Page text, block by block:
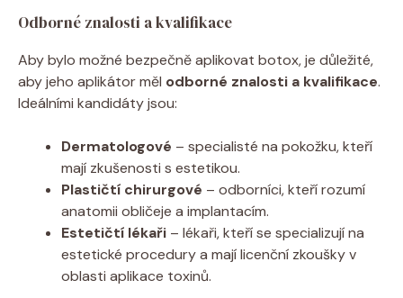
Odborné znalosti a kvalifikace
Aby bylo možné bezpečně aplikovat botox, je důležité,
aby jeho aplikátor měl odborné znalosti a kvalifikace.
Ideálními kandidáty jsou:
Dermatologové – specialisté na pokožku, kteří
mají zkušenosti s estetikou.
Plastičtí chirurgové – odborníci, kteří rozumí
anatomii obličeje a implantacím.
Estetičtí lékaři – lékaři, kteří se specializují na
estetické procedury a mají licenční zkoušky v
oblasti aplikace toxinů.